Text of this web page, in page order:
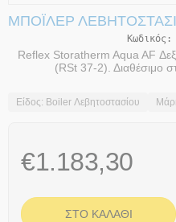
ΜΠΌΙΛΕΡ
Κωδικός:
Reflex Storatherm Aqua AF
(RSt 37-2). Διαθέσιμο
Είδος: Boiler Λεβητοστασίου
€1.183,30
ΣΤΟ ΚΑΛΆΘΙ